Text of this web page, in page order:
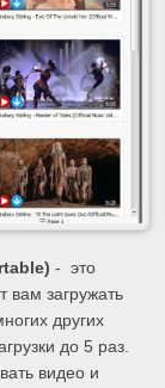
- это
вам загружать
других
до 5 раз.
видео и